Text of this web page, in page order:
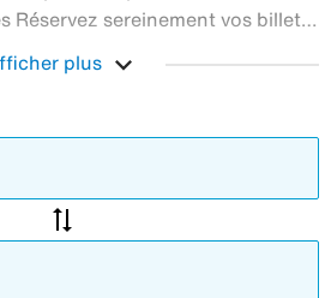
Réservez sereinement vos billets
du monde entier.
plus expand_more
sync_alt